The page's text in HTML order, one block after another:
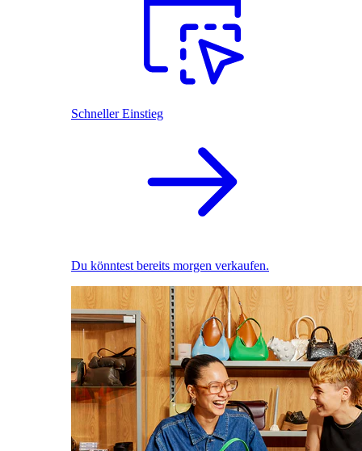
Schneller Einstieg
Du könntest bereits morgen verkaufen.